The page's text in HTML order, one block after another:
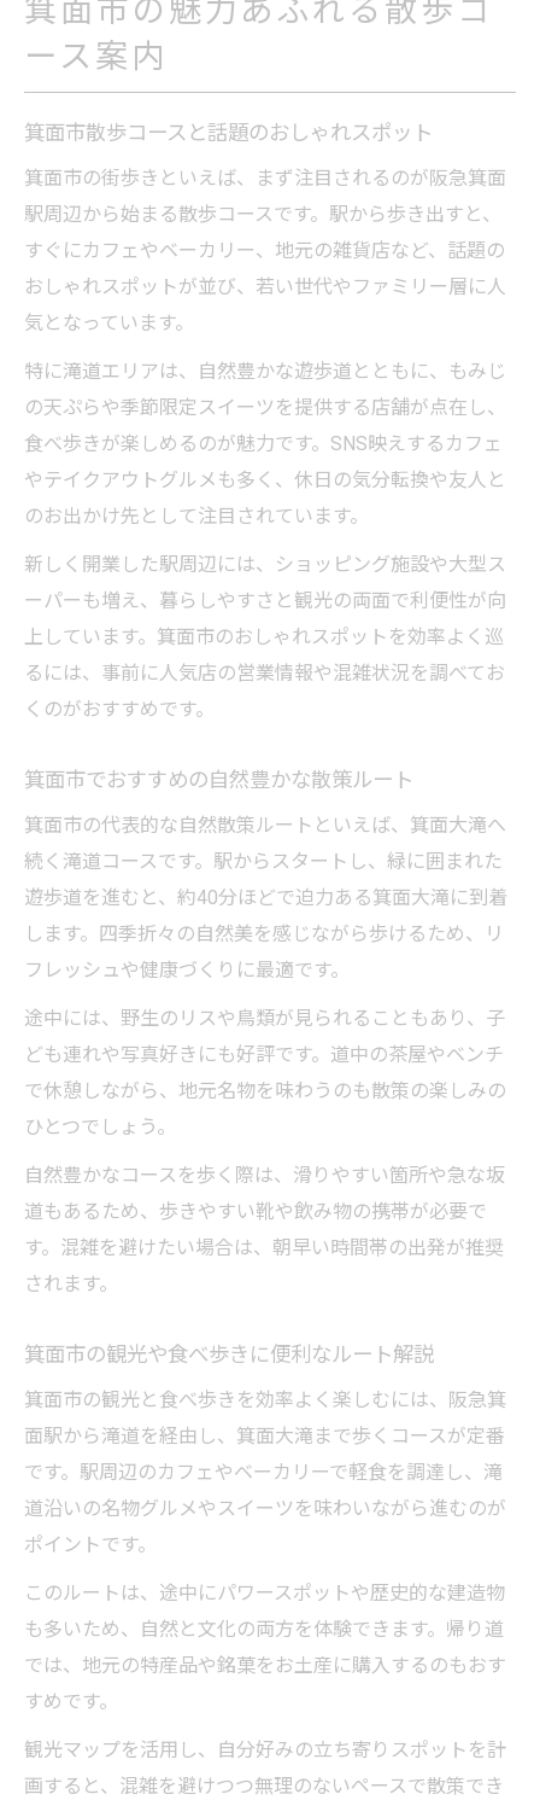
箕面市の魅力あふれる散歩コ
ース案内
箕面市散歩コースと話題のおしゃれスポット
箕面市の街歩きといえば、まず注目されるのが阪急箕面
駅周辺から始まる散歩コースです。駅から歩き出すと、
すぐにカフェやベーカリー、地元の雑貨店など、話題の
おしゃれスポットが並び、若い世代やファミリー層に人
気となっています。
特に滝道エリアは、自然豊かな遊歩道とともに、もみじ
の天ぷらや季節限定スイーツを提供する店舗が点在し、
食べ歩きが楽しめるのが魅力です。SNS映えするカフェ
やテイクアウトグルメも多く、休日の気分転換や友人と
のお出かけ先として注目されています。
新しく開業した駅周辺には、ショッピング施設や大型ス
ーパーも増え、暮らしやすさと観光の両面で利便性が向
上しています。箕面市のおしゃれスポットを効率よく巡
るには、事前に人気店の営業情報や混雑状況を調べてお
くのがおすすめです。
箕面市でおすすめの自然豊かな散策ルート
箕面市の代表的な自然散策ルートといえば、箕面大滝へ
続く滝道コースです。駅からスタートし、緑に囲まれた
遊歩道を進むと、約40分ほどで迫力ある箕面大滝に到着
します。四季折々の自然美を感じながら歩けるため、リ
フレッシュや健康づくりに最適です。
途中には、野生のリスや鳥類が見られることもあり、子
ども連れや写真好きにも好評です。道中の茶屋やベンチ
で休憩しながら、地元名物を味わうのも散策の楽しみの
ひとつでしょう。
自然豊かなコースを歩く際は、滑りやすい箇所や急な坂
道もあるため、歩きやすい靴や飲み物の携帯が必要で
す。混雑を避けたい場合は、朝早い時間帯の出発が推奨
されます。
箕面市の観光や食べ歩きに便利なルート解説
箕面市の観光と食べ歩きを効率よく楽しむには、阪急箕
面駅から滝道を経由し、箕面大滝まで歩くコースが定番
です。駅周辺のカフェやベーカリーで軽食を調達し、滝
道沿いの名物グルメやスイーツを味わいながら進むのが
ポイントです。
このルートは、途中にパワースポットや歴史的な建造物
も多いため、自然と文化の両方を体験できます。帰り道
では、地元の特産品や銘菓をお土産に購入するのもおす
すめです。
観光マップを活用し、自分好みの立ち寄りスポットを計
画すると、混雑を避けつつ無理のないペースで散策でき